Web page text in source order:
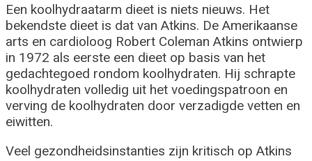
Een koolhydraatarm dieet is niets nieuws. Het
bekendste dieet is dat van Atkins. De Amerikaanse
arts en cardioloog Robert Coleman Atkins ontwierp
in 1972 als eerste een dieet op basis van het
gedachtegoed rondom koolhydraten. Hij schrapte
koolhydraten volledig uit het voedingspatroon en
verving de koolhydraten door verzadigde vetten en
eiwitten.
Veel gezondheidsinstanties zijn kritisch op Atkins